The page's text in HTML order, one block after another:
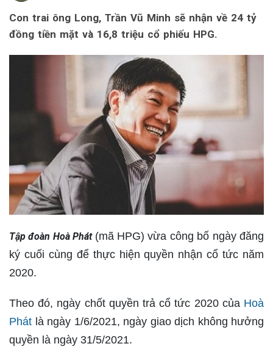
Con trai ông Long, Trần Vũ Minh sẽ nhận về 24 tỷ
đồng tiền mặt và 16,8 triệu cổ phiếu HPG.
Tập đoàn Hoà Phát (mã HPG) vừa công bố ngày đăng
ký cuối cùng để thực hiện quyền nhận cổ tức năm
2020.
Theo đó, ngày chốt quyền trả cổ tức 2020 của Hoà
Phát là ngày 1/6/2021, ngày giao dịch không hưởng
quyền là ngày 31/5/2021.